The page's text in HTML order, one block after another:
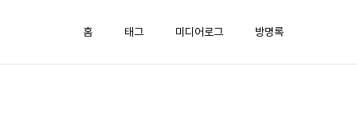
홈 태그 미디어로그 방명록